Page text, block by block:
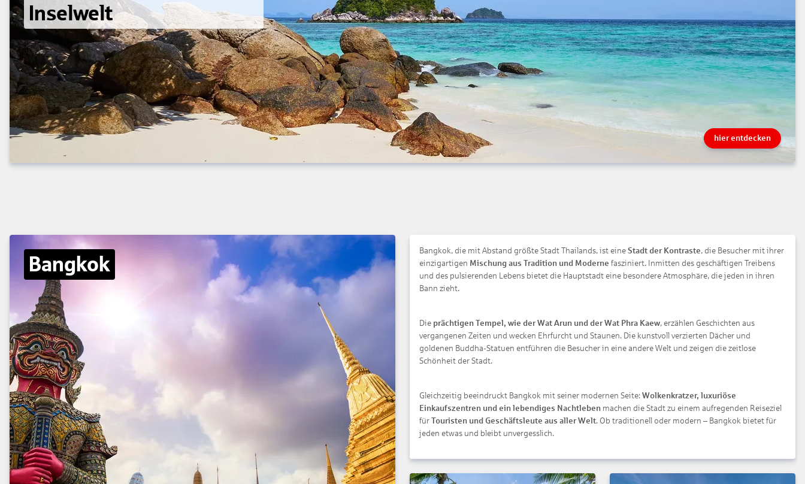
Inselwelt
hier entdecken
Bangkok
Bangkok, die mit Abstand größte Stadt Thailands, ist eine Stadt der Kontraste, die Besucher mit ihrer
einzigartigen Mischung aus Tradition und Moderne fasziniert. Inmitten des geschäftigen Treibens
und des pulsierenden Lebens bietet die Hauptstadt eine besondere Atmosphäre, die jeden in ihren
Bann zieht.
Die prächtigen Tempel, wie der Wat Arun und der Wat Phra Kaew, erzählen Geschichten aus
vergangenen Zeiten und wecken Ehrfurcht und Staunen. Die kunstvoll verzierten Dächer und
goldenen Buddha-Statuen entführen die Besucher in eine andere Welt und zeigen die zeitlose
Schönheit der Stadt.
Gleichzeitig beeindruckt Bangkok mit seiner modernen Seite: Wolkenkratzer, luxuriöse
Einkaufszentren und ein lebendiges Nachtleben machen die Stadt zu einem aufregenden Reiseziel
für Touristen und Geschäftsleute aus aller Welt. Ob traditionell oder modern – Bangkok bietet für
jeden etwas und bleibt unvergesslich.